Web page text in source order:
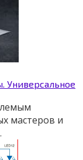
Универсальное
мастеров и